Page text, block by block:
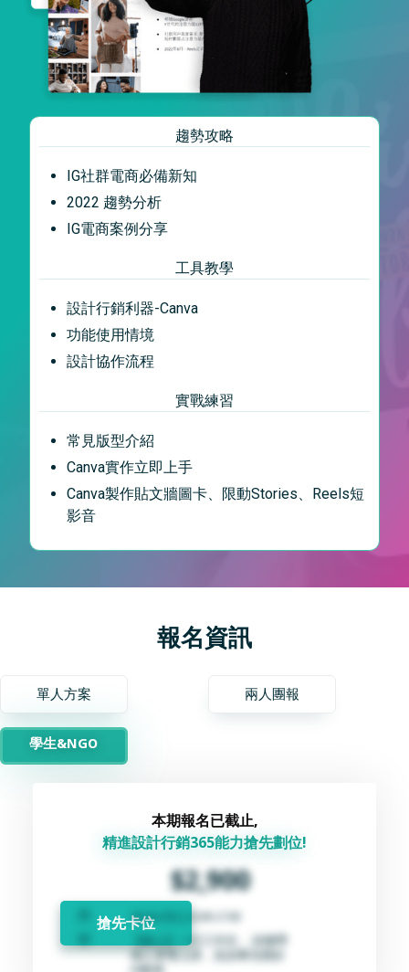
趨勢攻略
IG社群電商必備新知
2022 趨勢分析
IG電商案例分享
工具教學
設計行銷利器-Canva
功能使用情境
設計協作流程
實戰練習
常見版型介紹
Canva實作立即上手
Canva製作貼文牆圖卡、限動Stories、Reels短
影音
報名資訊
單人方案 兩人團報
學生&NGO
本期報名已截止,
精進設計行銷365能力搶先劃位!
$2,900
搶先卡位10/16 (日) | 13:00-17:00
【線上】一日工作坊， 請攜帶
個人筆電上課，並請事先開好